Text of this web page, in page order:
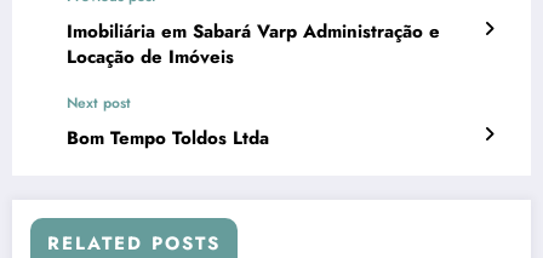
Imobiliária em Sabará Varp Administração e
Locação de Imóveis
Next post
Bom Tempo Toldos Ltda
RELATED POSTS